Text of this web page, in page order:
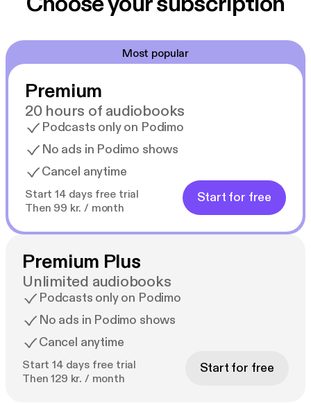
Most popular
Premium
20 hours of audiobooks
Podcasts only on Podimo
No ads in Podimo shows
Cancel anytime
Start 14 days free trial
Then 99 kr. / month
Start for free
Premium Plus
Unlimited audiobooks
Podcasts only on Podimo
No ads in Podimo shows
Cancel anytime
Start 14 days free trial
Then 129 kr. / month
Start for free